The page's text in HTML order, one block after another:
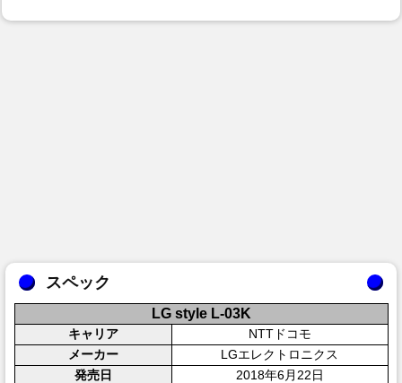
スペック
LG style L-03K
キャリア
NTTドコモ
メーカー
LGエレクトロニクス
発売日
2018年6月22日